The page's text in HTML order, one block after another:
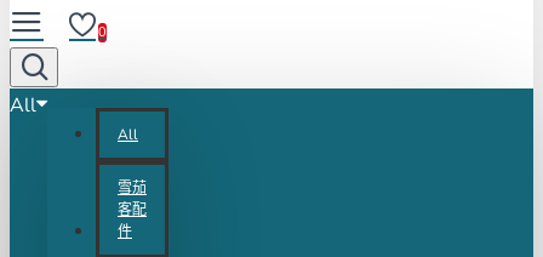
0
All
All
雪茄
客配
件